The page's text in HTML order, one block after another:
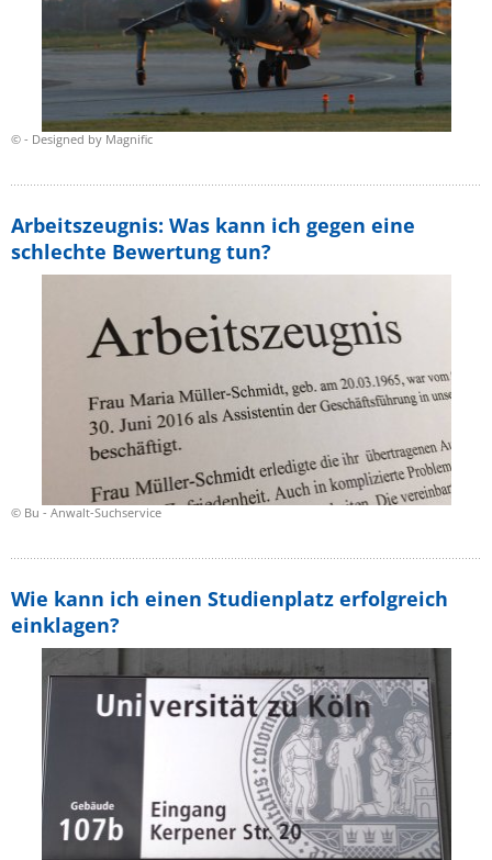
© - Designed by Magnific
© Bu - Anwalt-Suchservice
Arbeitszeugnis: Was kann ich gegen eine
schlechte Bewertung tun?
Wie kann ich einen Studienplatz erfolgreich
einklagen?